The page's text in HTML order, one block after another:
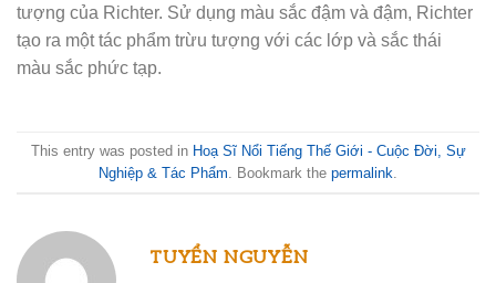
tượng của Richter. Sử dụng màu sắc đậm và đậm, Richter
tạo ra một tác phẩm trừu tượng với các lớp và sắc thái
màu sắc phức tạp.
This entry was posted in Hoạ Sĩ Nổi Tiếng Thế Giới - Cuộc Đời, Sự
Nghiệp & Tác Phẩm . Bookmark the permalink
TUYỂN NGUYỄN